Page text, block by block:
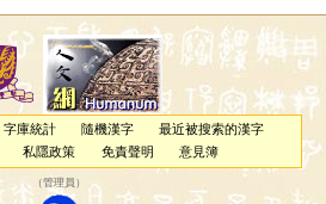
字庫統計 隨機漢字
最近被搜索的漢字
私隱政策 免責聲明 意見簿
（管理員 ）